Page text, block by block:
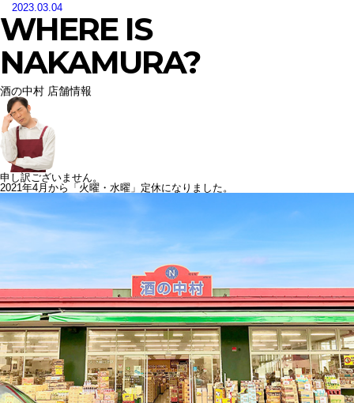
2023.03.04
WHERE IS
NAKAMURA?
酒の中村 店舗情報
申し訳ございません。
2021年4月から「火曜・水曜」定休になりました。